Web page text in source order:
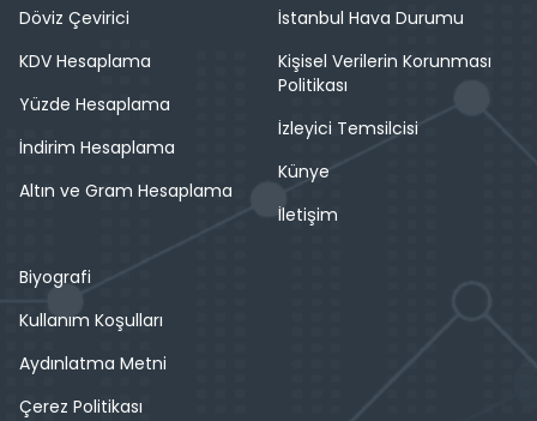
Döviz Çevirici
KDV Hesaplama
Yüzde Hesaplama
İndirim Hesaplama
Altın ve Gram Hesaplama
İstanbul Hava Durumu
Kişisel Verilerin Korunması
Politikası
İzleyici Temsilcisi
Künye
İletişim
Biyografi
Kullanım Koşulları
Aydınlatma Metni
Çerez Politikası